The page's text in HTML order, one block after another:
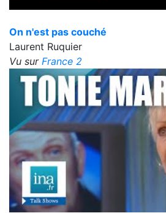
On n'est pas couché
Laurent Ruquier
Vu sur France 2